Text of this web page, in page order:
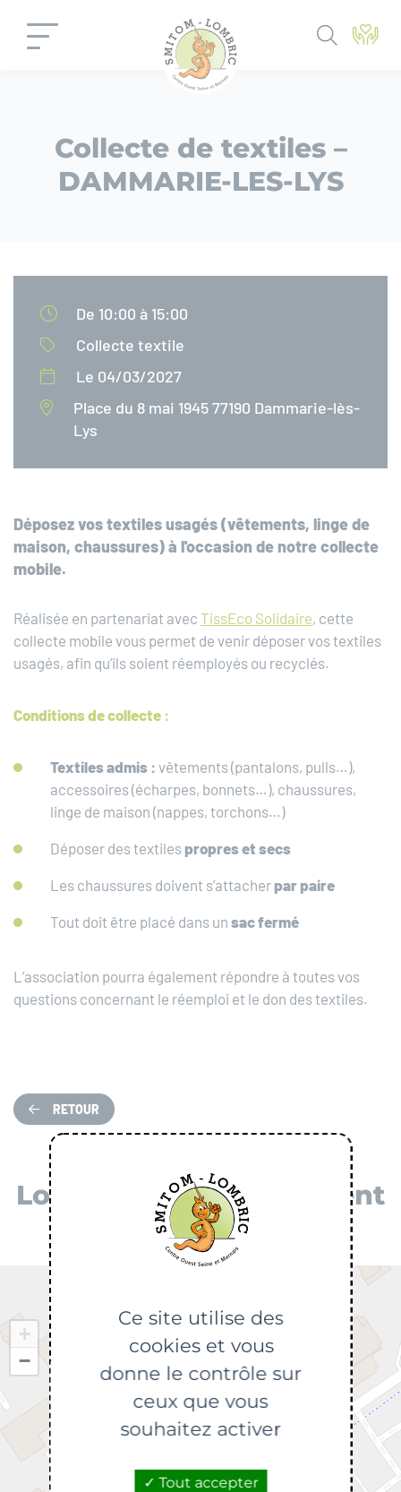
Collecte de textiles –
DAMMARIE-LES-LYS
De 10:00 à 15:00
Collecte textile
Le 04/03/2027
Place du 8 mai 1945 77190 Dammarie-lès-
Lys
Déposez vos textiles usagés (vêtements, linge de
maison, chaussures) à l'occasion de notre collecte
mobile.
Réalisée en partenariat avec TissEco Solidaire, cette
collecte mobile vous permet de venir déposer vos textiles
usagés, afin qu’ils soient réemployés ou recyclés.
Conditions de collecte :
Textiles admis : vêtements (pantalons, pulls…),
accessoires (écharpes, bonnets…), chaussures,
linge de maison (nappes, torchons…)
Déposer des textiles propres et secs
Les chaussures doivent s’attacher par paire
Tout doit être placé dans un sac fermé
L’association pourra également répondre à toutes vos
questions concernant le réemploi et le don des textiles.
RETOUR
Localiser mon évènement
+
−
Ce site utilise des
cookies et vous
donne le contrôle sur
ceux que vous
souhaitez activer
Tout accepter